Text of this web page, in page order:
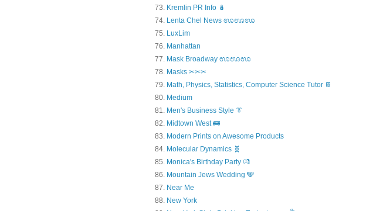
Kremlin PR Info 🪆
Lenta Chel News ಊಊಊ
LuxLim
Manhattan
Mask Broadway ಊಊಊ
Masks ✂✂✂
Math, Physics, Statistics, Computer Science Tutor 📔
Medium
Men's Business Style 👔
Midtown West 🚌
Modern Prints on Awesome Products
Molecular Dynamics 🧬
Monica's Birthday Party 💏
Mountain Jews Wedding 🕎
Near Me
New York